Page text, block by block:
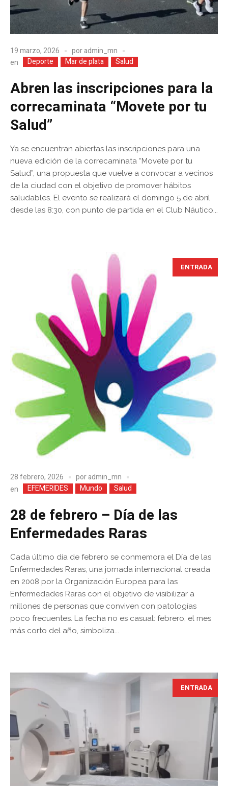
19 marzo, 2026 poradmin_mn
en
Deporte Mar de plata Salud
Abren las inscripciones para la
correcaminata “Movete por tu
Salud”
Ya se encuentran abiertas las inscripciones para una
nueva edición de la correcaminata “Movete por tu
Salud”, una propuesta que vuelve a convocar a vecinos
de la ciudad con el objetivo de promover hábitos
saludables. El evento se realizará el domingo 5 de abril
desde las 8:30, con punto de partida en el Club Náutico...
ENTRADA
28 febrero, 2026 poradmin_mn
en
EFEMERIDES Mundo Salud
28 de febrero – Día de las
Enfermedades Raras
Cada último día de febrero se conmemora el Día de las
Enfermedades Raras, una jornada internacional creada
en 2008 por la Organización Europea para las
Enfermedades Raras con el objetivo de visibilizar a
millones de personas que conviven con patologías
poco frecuentes. La fecha no es casual: febrero, el mes
más corto del año, simboliza...
ENTRADA